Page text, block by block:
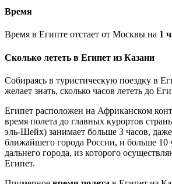
Время
Время в Египте отстает от Москвы на 1
Сколько лететь в Египет из Казани
Собираясь в туристическую поездку в
желает знать, сколько часов лететь до
Египет расположен на Африканском
время полета до главных курортов
эль-Шейх) занимает больше 3 часов,
ближайшего города России, и больше 10
дальнего города, из которого
Египет.